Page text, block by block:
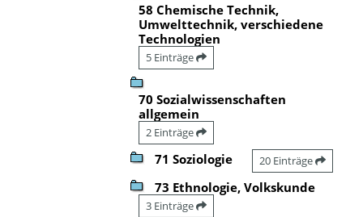
58 Chemische Technik,
Umwelttechnik, verschiedene
Technologien
5 Einträge
70 Sozialwissenschaften
allgemein
2 Einträge
71 Soziologie 20 Einträge
73 Ethnologie, Volkskunde
3 Einträge